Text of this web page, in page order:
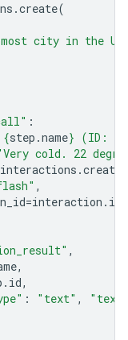
.create(
city in the
:
{step .name} (ID:
cold. 22
interactions .create
,
=interaction . id
,
,
. id,
: "text" ,